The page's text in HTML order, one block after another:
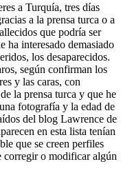
a Turquía, tres días
a la prensa turca o a
que podría ser
ha interesado demasiado
los desaparecidos.
según confirman los
y las caras, con
la prensa turca y que he
fotografía y la edad de
del blog Lawrence de
en esta lista tenían
que se creen perfiles
corregir o modificar algún